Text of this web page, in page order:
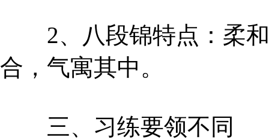
2、八段锦特点：柔和
合，气寓其中。
三、习练要领不同